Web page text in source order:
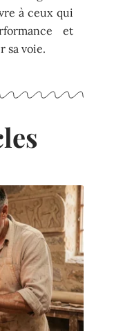
à ceux qui
et
sa voie.